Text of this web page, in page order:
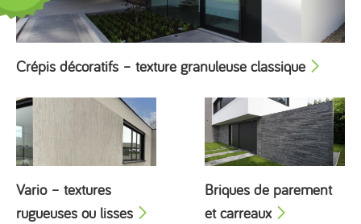
Crépis décoratifs – texture granuleuse classique
Vario – textures
rugueuses ou lisses
Briques de parement
et carreaux